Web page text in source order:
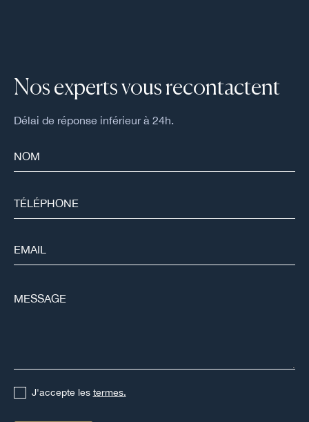
Nos experts vous recontactent
Délai de réponse inférieur à 24h.
J'accepte les termes.